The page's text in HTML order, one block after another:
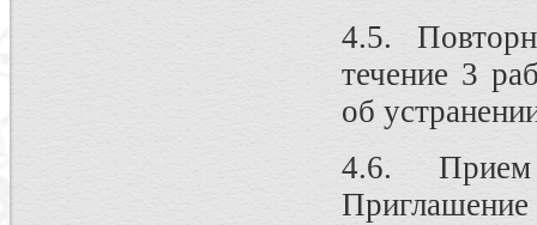
4.5.
течение 3
об
4.6.